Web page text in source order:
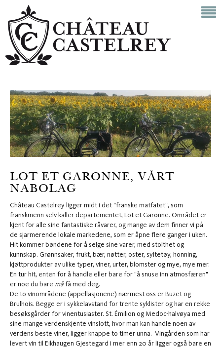
LOT ET GARONNE, VÅRT
NABOLAG
Château Castelrey ligger midt i det "franske matfatet", som
franskmenn selv kaller departementet, Lot et Garonne. Området er
kjent for alle sine fantastiske råvarer, og mange av dem finner vi på
de sjarmerende lokale markedene, som er åpne flere ganger i uken.
Hit kommer bøndene for å selge sine varer, med stolthet og
kunnskap. Grønnsaker, frukt, bær, nøtter, oster, syltetøy, honning,
kjøttprodukter av ulike typer, viner, urter, blomster og mye, mye mer.
En tur hit, enten for å handle eller bare for "å snuse inn atmosfæren"
er noe du bare måfå med deg.
De to vinområdene (appellasjonene) nærmest oss er Buzet og
Brulhois. Begge er i sykkelavstand for trente syklister og har en rekke
besøksgårder for vinentusiaster. St. Émilion og Medoc-halvøya med
sine mange verdenskjente vinslott, hvor man kan handle noen av
verdens beste viner, ligger knappe to timer unna. Vingården som har
levert vin til Eikhaugen Gjestegard i mer enn 20 år ligger også bare en